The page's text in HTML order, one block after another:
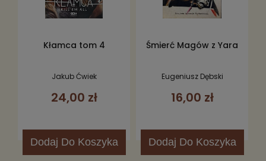
Kłamca tom 4
Jakub Ćwiek
24,00 zł
Dodaj Do Koszyka
Śmierć Magów z Yara
Eugeniusz Dębski
16,00 zł
Dodaj Do Koszyka